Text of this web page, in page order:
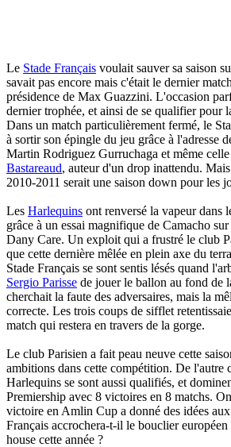
Le Stade Français voulait sauver sa saison
savait pas encore mais c'était le dernier
présidence de Max Guazzini. L'occasion
dernier trophée, et ainsi de se qualifier pour
Dans un match particulièrement fermé, le
à sortir son épingle du jeu grâce à l'adresse
Martin Rodriguez Gurruchaga et même
Bastareaud, auteur d'un drop inattendu.
2010-2011 serait une saison down pour les
Les Harlequins ont renversé la vapeur dans
grâce à un essai magnifique de Camacho
Dany Care. Un exploit qui a frustré le club
que cette dernière mêlée en plein axe du
Stade Français se sont sentis lésés quand
Sergio Parisse de jouer le ballon au fond de
cherchait la faute des adversaires, mais la
correcte. Les trois coups de sifflet
match qui restera en travers de la gorge.
Le club Parisien a fait peau neuve cette
ambitions dans cette compétition. De l'autre
Harlequins se sont aussi qualifiés, et
Premiership avec 8 victoires en 8 matchs.
victoire en Amlin Cup a donné des idées
Français accrochera-t-il le bouclier
house cette année ?